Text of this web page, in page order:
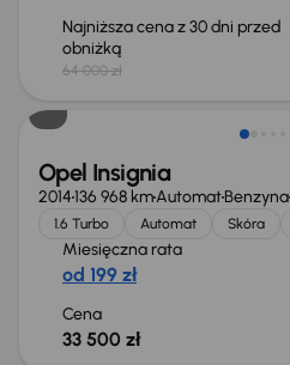
Najniższa cena z 30 dni przed
obniżką
64 000 zł
Opel Insignia
2014136 968 kmAutomatBenzyna
1.6 Turbo Automat Skóra
Miesięczna rata
od 199 zł
Cena
33 500 zł
Taniej o 1 000 zł